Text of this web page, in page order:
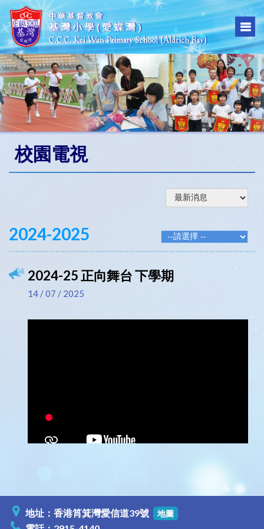
校園電視
2024-2025
2024-25 正向舞台 下學期
14 / 07 / 2025
地址：香港筲箕灣愛信道39號 地圖